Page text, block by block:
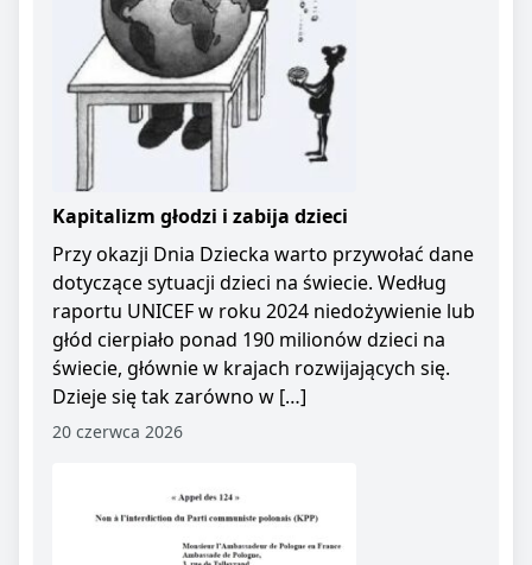
Kapitalizm głodzi i zabija dzieci
Przy okazji Dnia Dziecka warto przywołać dane
dotyczące sytuacji dzieci na świecie. Według
raportu UNICEF w roku 2024 niedożywienie lub
głód cierpiało ponad 190 milionów dzieci na
świecie, głównie w krajach rozwijających się.
Dzieje się tak zarówno w […]
20 czerwca 2026